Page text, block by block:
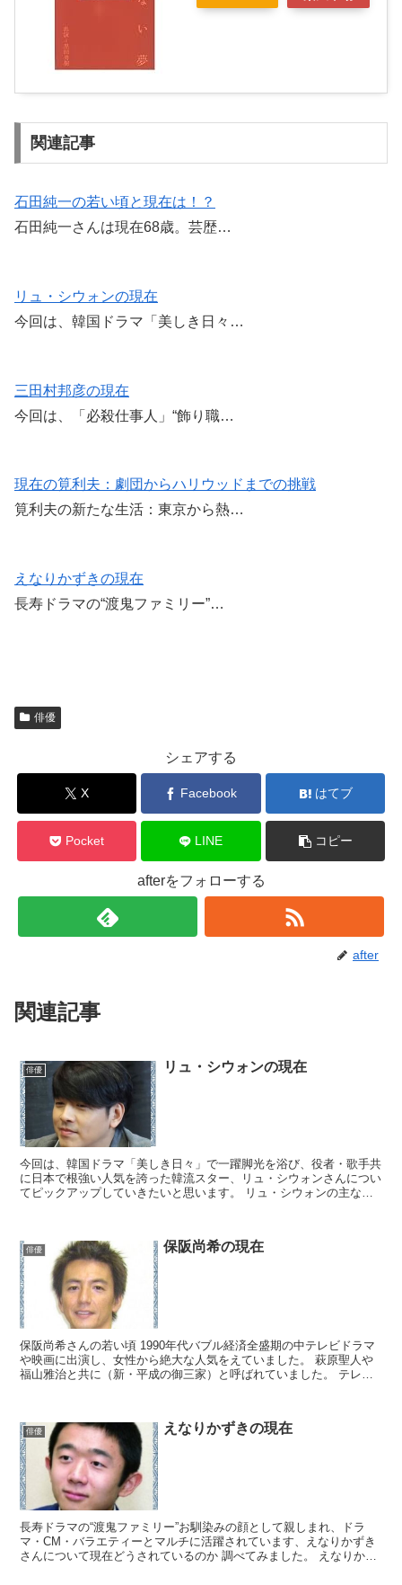
関連記事
石田純一の若い頃と現在は！？
石田純一さんは現在68歳。芸歴…
リュ・シウォンの現在
今回は、韓国ドラマ「美しき日々…
三田村邦彦の現在
今回は、「必殺仕事人」“飾り職…
現在の筧利夫：劇団からハリウッドまでの挑戦
筧利夫の新たな生活：東京から熱…
えなりかずきの現在
長寿ドラマの“渡鬼ファミリー”…
俳優
シェアする
X Facebook はてブ
Pocket LINE コピー
afterをフォローする
after
関連記事
俳優 リュ・シウォンの現在
今回は、韓国ドラマ「美しき日々」で一躍脚光を浴び、役者・歌手共
に日本で根強い人気を誇った韓流スター、リュ・シウォンさんについ
てピックアップしていきたいと思います。 リュ・シウォンの主なプ
俳優 保阪尚希の現在
保阪尚希さんの若い頃 1990年代バブル経済全盛期の中テレビドラマ
や映画に出演し、女性から絶大な人気をえていました。 萩原聖人や
福山雅治と共に（新・平成の御三家）と呼ばれていました。 テレビ
俳優 えなりかずきの現在
長寿ドラマの“渡鬼ファミリー”お馴染みの顔として親しまれ、ドラ
マ・CM・バラエティーとマルチに活躍されています、えなりかずき
さんについて現在どうされているのか 調べてみました。 えなりかず